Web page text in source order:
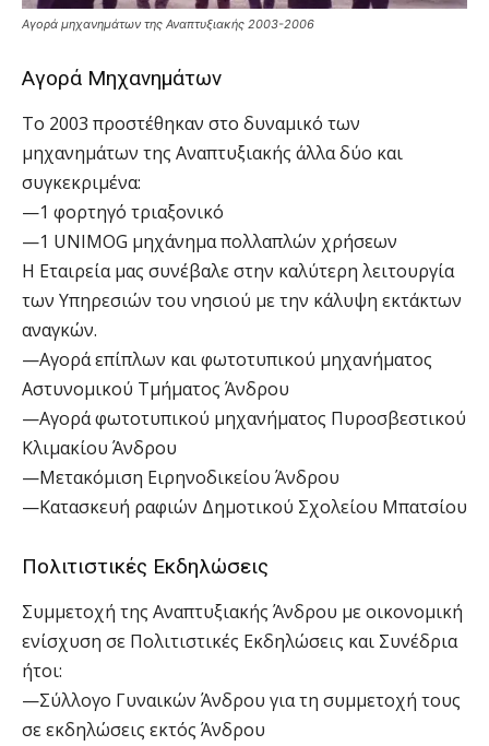
Αγορά μηχανημάτων της Αναπτυξιακής 2003-2006
Αγορά Μηχανημάτων
Το 2003 προστέθηκαν στο δυναμικό των
μηχανημάτων της Αναπτυξιακής άλλα δύο και
συγκεκριμένα:
—1 φορτηγό τριαξονικό
—1 UNIMOG μηχάνημα πολλαπλών χρήσεων
Η Εταιρεία μας συνέβαλε στην καλύτερη λειτουργία
των Υπηρεσιών του νησιού με την κάλυψη εκτάκτων
αναγκών.
—Αγορά επίπλων και φωτοτυπικού μηχανήματος
Αστυνομικού Τμήματος Άνδρου
—Αγορά φωτοτυπικού μηχανήματος Πυροσβεστικού
Κλιμακίου Άνδρου
—Μετακόμιση Ειρηνοδικείου Άνδρου
—Κατασκευή ραφιών Δημοτικού Σχολείου Μπατσίου
Πολιτιστικές Εκδηλώσεις
Συμμετοχή της Αναπτυξιακής Άνδρου με οικονομική
ενίσχυση σε Πολιτιστικές Εκδηλώσεις και Συνέδρια
ήτοι:
—Σύλλογο Γυναικών Άνδρου για τη συμμετοχή τους
σε εκδηλώσεις εκτός Άνδρου